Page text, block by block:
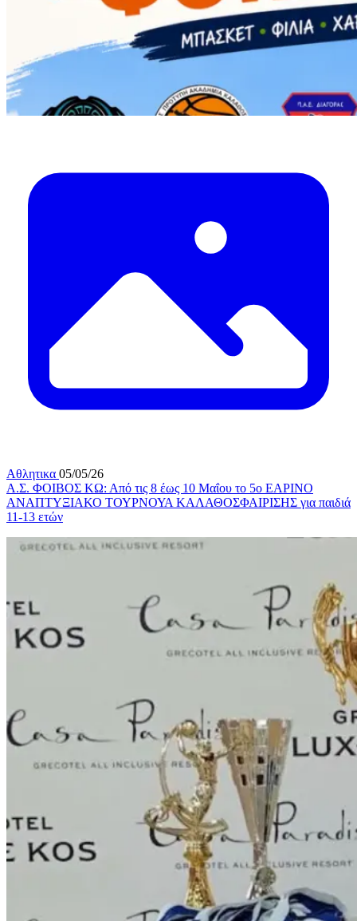
Αθλητικα 05/05/26
Α.Σ. ΦΟΙΒΟΣ ΚΩ: Από τις 8 έως 10 Μαΐου το 5ο ΕΑΡΙΝΟ
ΑΝΑΠΤΥΞΙΑΚΟ ΤΟΥΡΝΟΥΑ ΚΑΛΑΘΟΣΦΑΙΡΙΣΗΣ για παιδιά
11-13 ετών